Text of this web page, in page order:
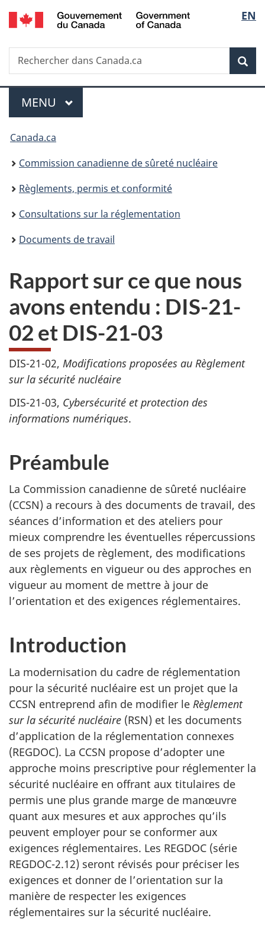
Passer
au
principal
de
la
EN
Recherche
Rechercher
dans
Menu
MENU PRINCIPAL
Vous
êtes
ici
Canada.ca
Commission canadienne de sûreté nucléaire
Règlements, permis et conformité
Consultations sur la réglementation
Documents de travail
Rapport sur ce que nous
avons entendu : DIS-21-
02 et DIS-21-03
DIS-21-02, Modifications proposées au Règlement
sur la sécurité nucléaire
DIS-21-03, Cybersécurité et protection des
informations numériques.
Préambule
La Commission canadienne de sûreté nucléaire
(CCSN) a recours à des documents de travail, des
séances d’information et des ateliers pour
mieux comprendre les éventuelles répercussions
de ses projets de règlement, des modifications
aux règlements en vigueur ou des approches en
vigueur au moment de mettre à jour de
l’orientation et des exigences réglementaires.
Introduction
La modernisation du cadre de réglementation
pour la sécurité nucléaire est un projet que la
CCSN entreprend afin de modifier le Règlement
sur la sécurité nucléaire (RSN) et les documents
d’application de la réglementation connexes
(REGDOC). La CCSN propose d’adopter une
approche moins prescriptive pour réglementer la
sécurité nucléaire en offrant aux titulaires de
permis une plus grande marge de manœuvre
quant aux mesures et aux approches qu’ils
peuvent employer pour se conformer aux
exigences réglementaires. Les REGDOC (série
REGDOC-2.12) seront révisés pour préciser les
exigences et donner de l’orientation sur la
manière de respecter les exigences
réglementaires sur la sécurité nucléaire.